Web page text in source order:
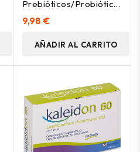
Prebióticos/Probióticos,
30 Cápsulas
9,98 €
AÑADIR AL CARRITO